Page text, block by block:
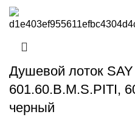
Душевой лоток
601.60.B.M.S.PITI,
черный